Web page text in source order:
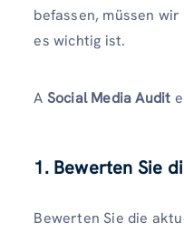
befassen, müssen
es wichtig ist.
A Social Media Audit
1. Bewerten Sie
Bewerten Sie die